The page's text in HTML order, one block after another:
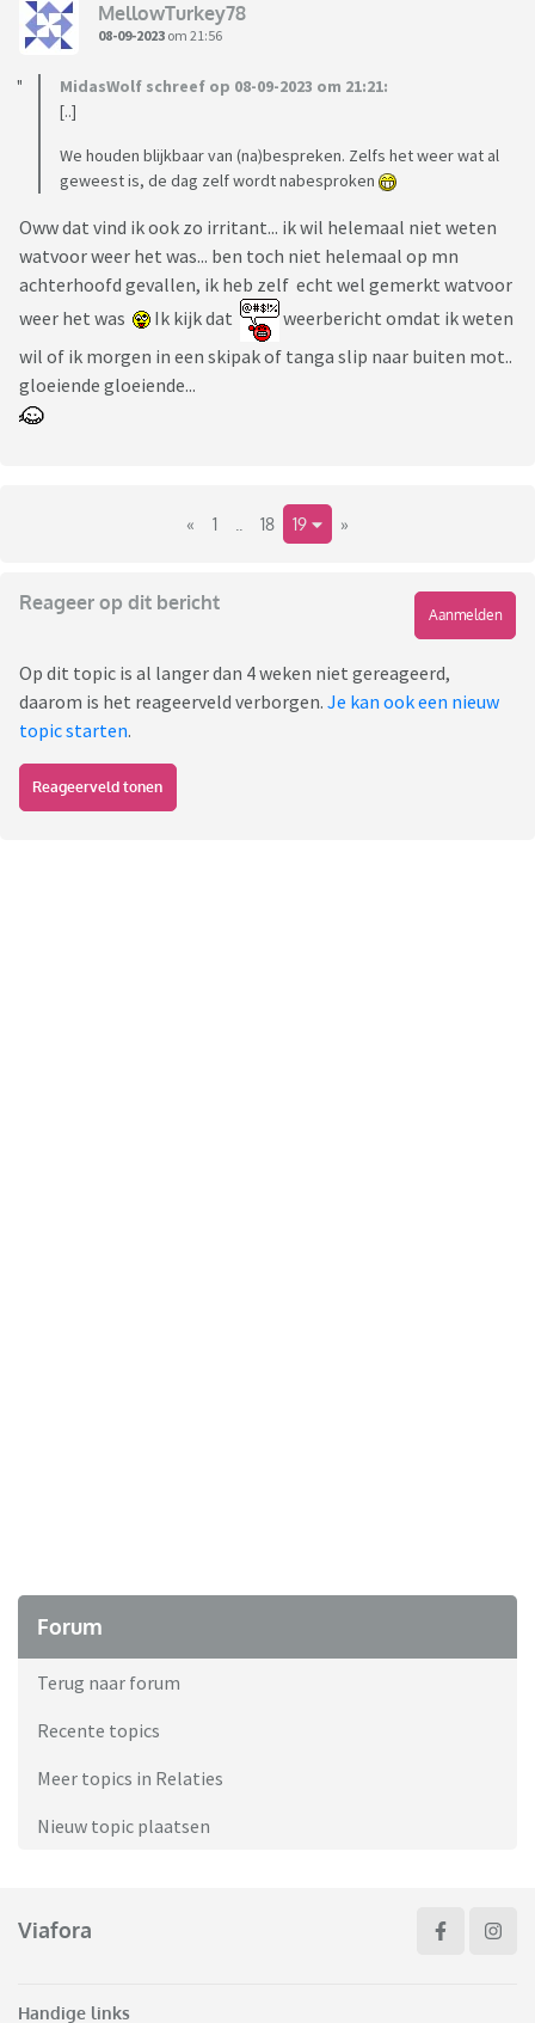
MellowTurkey78
08-09-2023 om 21:56
MidasWolf schreef op 08-09-2023 om 21:21:
[..]
We houden blijkbaar van (na)bespreken. Zelfs het weer wat al
geweest is, de dag zelf wordt nabesproken
Oww dat vind ik ook zo irritant... ik wil helemaal niet weten
watvoor weer het was... ben toch niet helemaal op mn
achterhoofd gevallen, ik heb zelf echt wel gemerkt watvoor
weer het was
Ik kijk dat
weerbericht omdat ik weten
wil of ik morgen in een skipak of tanga slip naar buiten mot..
gloeiende gloeiende...
« 1 18 19 »
Reageer op dit bericht
Aanmelden
Op dit topic is al langer dan 4 weken niet gereageerd,
daarom is het reageerveld verborgen. Je kan ook een nieuw
topic starten.
Reageerveld tonen
Forum
Terug naar forum
Recente topics
Meer topics in Relaties
Nieuw topic plaatsen
Viafora
Handige links